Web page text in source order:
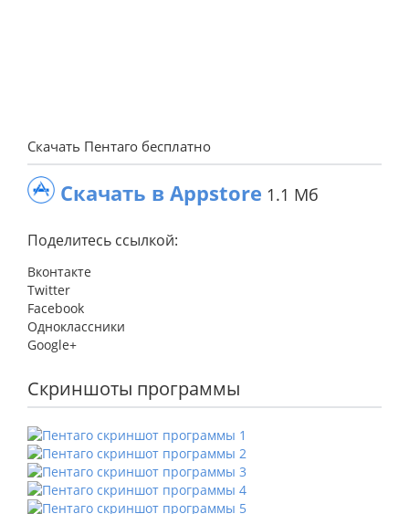
Скачать Пентаго бесплатно
Скачать в Appstore 1.1 Мб
Поделитесь ссылкой:
Вконтакте
Twitter
Facebook
Одноклассники
Google+
Скриншоты программы